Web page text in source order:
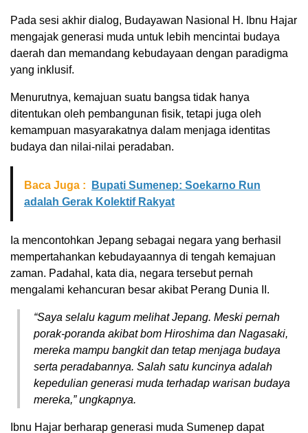
Pada sesi akhir dialog, Budayawan Nasional H. Ibnu Hajar
mengajak generasi muda untuk lebih mencintai budaya
daerah dan memandang kebudayaan dengan paradigma
yang inklusif.
Menurutnya, kemajuan suatu bangsa tidak hanya
ditentukan oleh pembangunan fisik, tetapi juga oleh
kemampuan masyarakatnya dalam menjaga identitas
budaya dan nilai-nilai peradaban.
Baca Juga :
Bupati Sumenep: Soekarno Run
adalah Gerak Kolektif Rakyat
Ia mencontohkan Jepang sebagai negara yang berhasil
mempertahankan kebudayaannya di tengah kemajuan
zaman. Padahal, kata dia, negara tersebut pernah
mengalami kehancuran besar akibat Perang Dunia II.
“Saya selalu kagum melihat Jepang. Meski pernah
porak-poranda akibat bom Hiroshima dan Nagasaki,
mereka mampu bangkit dan tetap menjaga budaya
serta peradabannya. Salah satu kuncinya adalah
kepedulian generasi muda terhadap warisan budaya
mereka,” ungkapnya.
Ibnu Hajar berharap generasi muda Sumenep dapat